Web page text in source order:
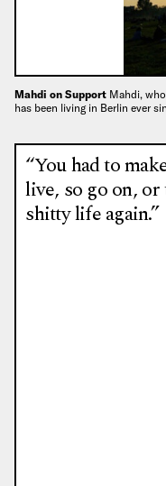
Mahdi on Support Mahdi,
has been living in Berlin ever
“You had to
live, so go on, or
shitty life again.”